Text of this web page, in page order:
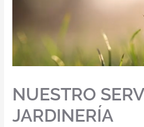
NUESTRO
JARDINERÍA